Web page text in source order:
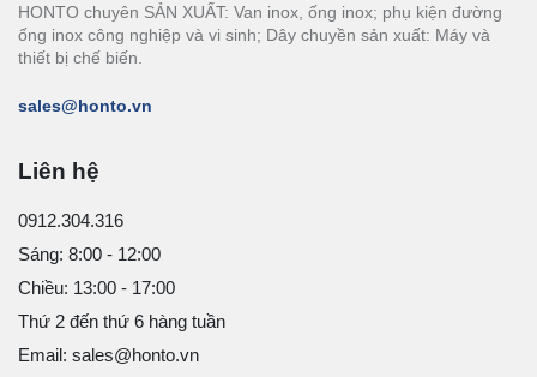
HONTO chuyên SẢN XUẤT: Van inox, ống inox; phụ kiện đường
ống inox công nghiệp và vi sinh; Dây chuyền sản xuất: Máy và
thiết bị chế biến.
sales@honto.vn
Liên hệ
0912.304.316
Sáng: 8:00 - 12:00
Chiều: 13:00 - 17:00
Thứ 2 đến thứ 6 hàng tuần
Email: sales@honto.vn